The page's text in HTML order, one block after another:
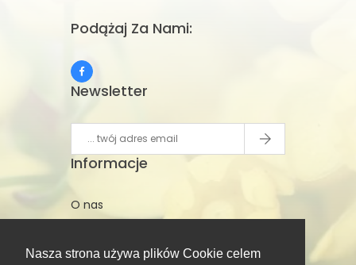
Nasza strona używa plików Cookie celem
Podążaj Za Nami:
Newsletter
Informacje
O nas
Kontakt